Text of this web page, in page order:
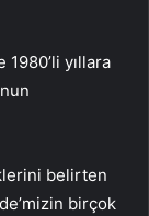
yıllara
belirten
birçok